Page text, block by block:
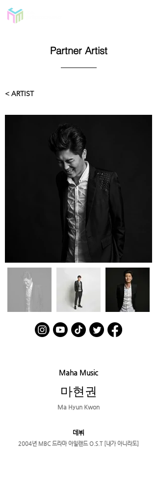
Partner Artist
< ARTIST
Maha Music
마현권
Ma Hyun Kwon
데뷔
2004년 MBC 드라마 아일랜드 O.S.T [내가 아니라도]